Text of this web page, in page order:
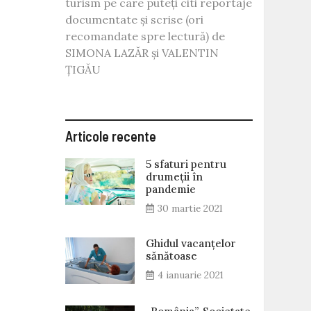
turism pe care puteți citi reportaje
documentate și scrise (ori
recomandate spre lectură) de
SIMONA LAZĂR și VALENTIN
ȚIGĂU
Articole recente
5 sfaturi pentru
drumeții în
pandemie
30 martie 2021
Ghidul vacanțelor
sănătoase
4 ianuarie 2021